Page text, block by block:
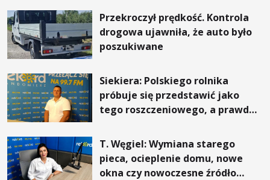
Przekroczył prędkość. Kontrola
drogowa ujawniła, że auto było
poszukiwane
Siekiera: Polskiego rolnika
próbuje się przedstawić jako
tego roszczeniowego, a prawda
T. Węgiel: Wymiana starego
pieca, ocieplenie domu, nowe
okna czy nowoczesne źródło